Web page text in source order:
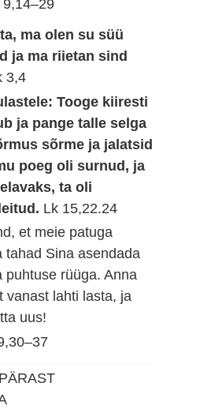
ma olen su süü
ja ma riietan sind
3,4
Tooge kiiresti
ja pange talle selga
sõrme ja jalatsid
poeg oli surnud, ja
ta oli
Lk 15,22.24
et meie patuga
tahad Sina asendada
puhtuse rüüga. Anna
vanast lahti lasta, ja
uus!